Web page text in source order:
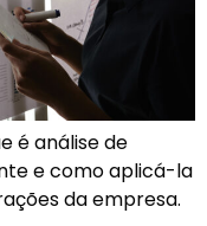
é análise de
e como aplicá-la
da empresa.